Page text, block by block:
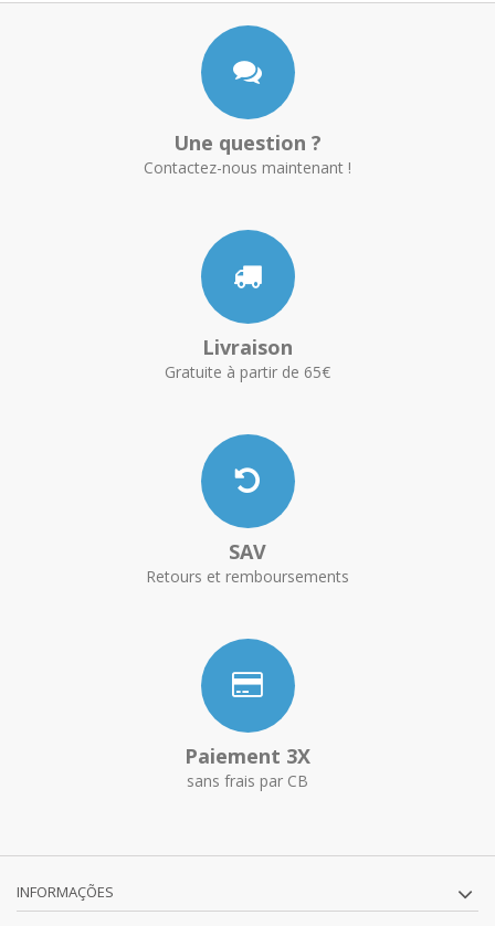
Une question ?
Contactez-nous maintenant !
Livraison
Gratuite à partir de 65€
SAV
Retours et remboursements
Paiement 3X
sans frais par CB
INFORMAÇÕES